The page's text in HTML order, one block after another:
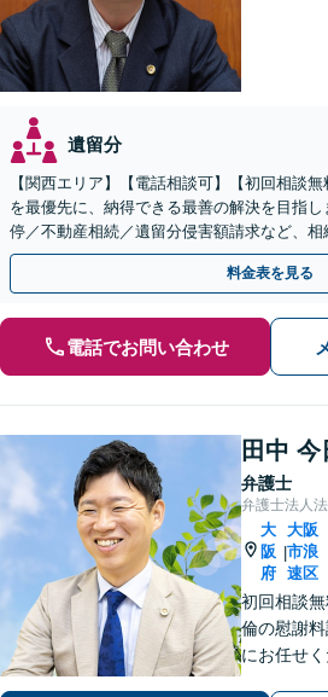
遺留分
【関西エリア】【電話相談可】【初回相談
を最優先に、納得できる最善の解決を目指
停／不動産相続／遺留分侵害額請求など、
【出張相談可】紛争化したトラブルのご相談
料金表を見る
電話でお問い合わせ
田中 今
弁護士
弁護士法人
大
阪
府
|
大阪
市浪
速区
初回相談
倫の慰謝
にお任せ